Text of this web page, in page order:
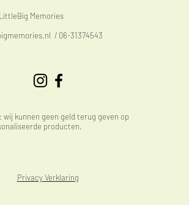
Memories
/ 06-31374543
wij kunnen geen geld terug geven op
producten.
Privacy Verklaring